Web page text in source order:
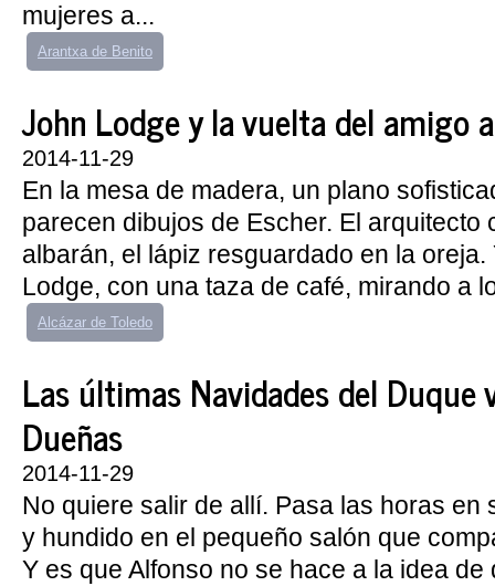
mujeres a...
Arantxa de Benito
John Lodge y la vuelta del amigo
2014-11-29
En la mesa de madera, un plano
parecen dibujos de Escher. El arquitecto
albarán, el lápiz resguardado en la
Lodge, con una taza de café, mirando a
Alcázar de Toledo
Las últimas Navidades del Duque
Dueñas
2014-11-29
No quiere salir de allí. Pasa las horas en
y hundido en el pequeño salón que
Y es que Alfonso no se hace a la idea